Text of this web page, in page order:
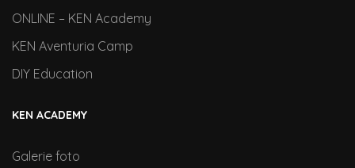
ONLINE – KEN Academy
KEN Aventuria Camp
DIY Education
KEN ACADEMY
Galerie foto